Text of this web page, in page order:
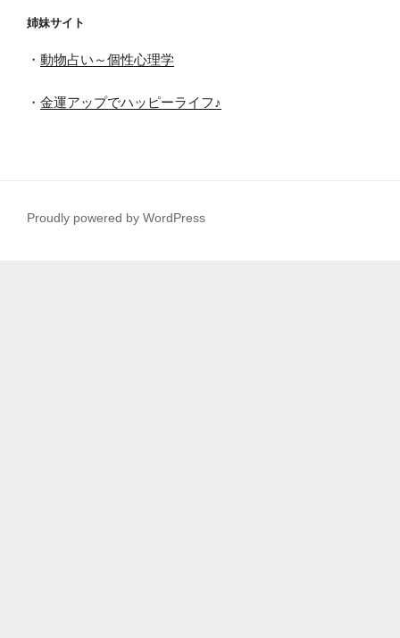
姉妹サイト
・ 動物占い～個性心理学
・ 金運アップでハッピーライフ♪
Proudly powered by WordPress